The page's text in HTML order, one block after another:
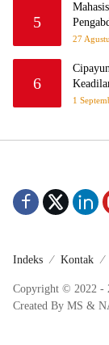
5
27
6
Keadilan
1
Indeks Kontak
Copyright © 2022 -
Created By MS &